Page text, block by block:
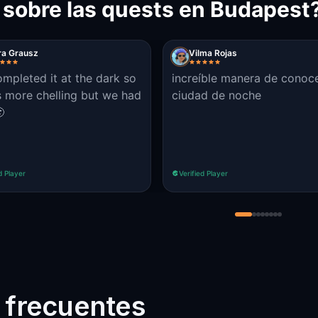
las quests en
Grausz
it at the dark so
more chelling but we had
Player
Vilma Rojas
increíble manera de
ciudad de noche
Verified Player
frecuentes